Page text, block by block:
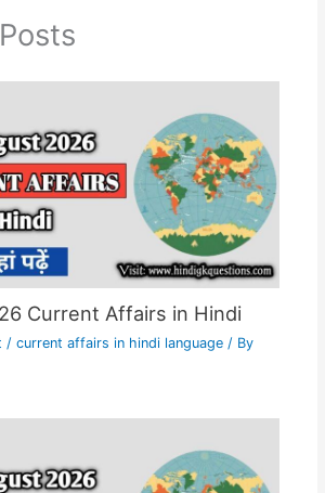
Current Affairs in Hindi
/ current affairs in hindi language/ By